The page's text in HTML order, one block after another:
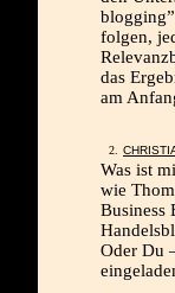
folgen,
das
am
Was ist
wie
Business
Oder Du